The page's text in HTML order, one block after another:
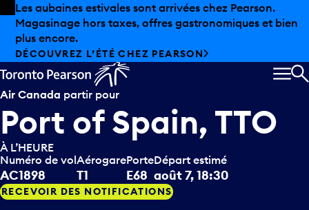
Skip to offers
Passer au contenu principal
Les aubaines estivales sont arrivées chez Pearson.
Magasinage hors taxes, offres gastronomiques et bien
plus encore.
DÉCOUVREZ L’ÉTÉ CHEZ PEARSON
Air Canada partir pour
Port of Spain, TTO
À L’HEURE
Numéro de vol
AC1898
Aérogare
T1
Porte
E68
Départ estimé
août 7, 18:30
RECEVOIR DES NOTIFICATIONS